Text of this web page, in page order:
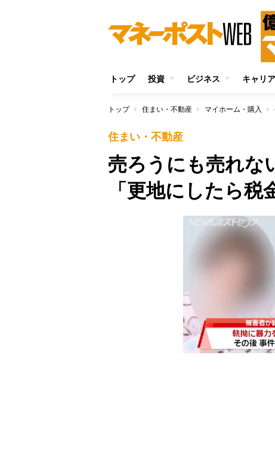
トップ 投資 ビジネス キャリア
トップ 住まい・不動産 マイホーム・購入
住まい・不動産
売ろうにも売れな
「更地にしたら